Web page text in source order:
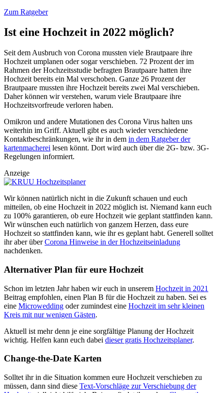
Zum Ratgeber
Ist eine Hochzeit in 2022 möglich?
Seit dem Ausbruch von Corona mussten viele Brautpaare ihre
Hochzeit umplanen oder sogar verschieben. 72 Prozent der im
Rahmen der Hochzeitsstudie befragten Brautpaare hatten ihre
Hochzeit bereits ein Mal verschoben. Ganze 26 Prozent der
Brautpaare mussten ihre Hochzeit bereits zwei Mal verschieben.
Daher können wir verstehen, warum viele Brautpaare ihre
Hochzeitsvorfreude verloren haben.
Omikron und andere Mutationen des Corona Virus halten uns
weiterhin im Griff. Aktuell gibt es auch wieder verschiedene
Kontaktbeschränkungen, wie ihr in dem in dem Ratgeber der
kartenmacherei lesen könnt. Dort wird auch über die 2G- bzw. 3G-
Regelungen informiert.
Anzeige
Wir können natürlich nicht in die Zukunft schauen und euch
mitteilen, ob eine Hochzeit in 2022 möglich ist. Niemand kann euch
zu 100% garantieren, ob eure Hochzeit wie geplant stattfinden kann.
Wir wünschen euch natürlich von ganzem Herzen, dass eure
Hochzeit so stattfinden kann, wie ihr es geplant habt. Generell solltet
ihr aber überCorona Hinweise in der Hochzeitseinladung
nachdenken.
Alternativer Plan für eure Hochzeit
Schon im letzten Jahr haben wir euch in unserem Hochzeit in 2021
Beitrag empfohlen, einen Plan B für die Hochzeit zu haben. Sei es
eine Microwedding oder zumindest eine Hochzeit im sehr kleinen
Kreis mit nur wenigen Gästen.
Aktuell ist mehr denn je eine sorgfältige Planung der Hochzeit
wichtig. Helfen kann euch dabei dieser gratis Hochzeitsplaner.
Change-the-Date Karten
Solltet ihr in die Situation kommen eure Hochzeit verschieben zu
müssen, dann sind diese Text-Vorschläge zur Verschiebung der